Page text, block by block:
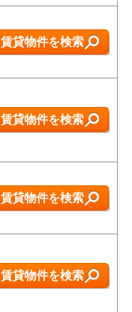
賃貸物件を検索
賃貸物件を検索
賃貸物件を検索
賃貸物件を検索